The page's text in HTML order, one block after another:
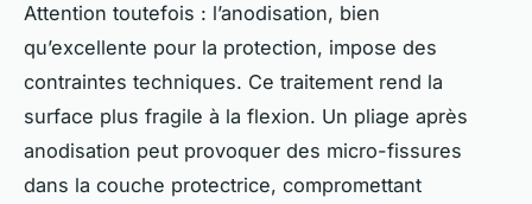
Attention toutefois : l’anodisation, bien
qu’excellente pour la protection, impose des
contraintes techniques. Ce traitement rend la
surface plus fragile à la flexion. Un pliage après
anodisation peut provoquer des micro-fissures
dans la couche protectrice, compromettant